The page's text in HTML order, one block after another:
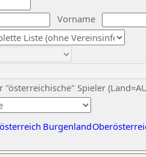
Vorname
"österreichische" Spieler
Burgenland